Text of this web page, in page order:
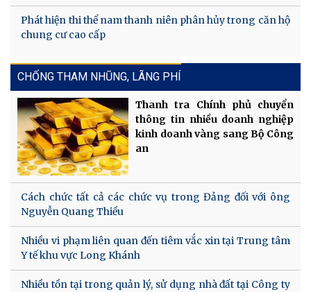
Phát hiện thi thể nam thanh niên phân hủy trong căn hộ
chung cư cao cấp
CHỐNG THAM NHŨNG, LÃNG PHÍ
Thanh tra Chính phủ chuyển
thông tin nhiều doanh nghiệp
kinh doanh vàng sang Bộ Công
an
Cách chức tất cả các chức vụ trong Đảng đối với ông
Nguyễn Quang Thiều
Nhiều vi phạm liên quan đến tiêm vắc xin tại Trung tâm
Y tế khu vực Long Khánh
Nhiều tồn tại trong quản lý, sử dụng nhà đất tại Công ty